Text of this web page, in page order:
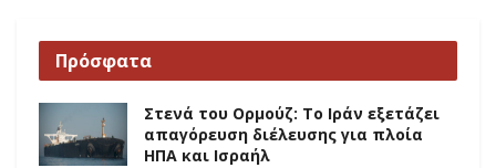
Πρόσφατα
Στενά του Ορμούζ: Το Ιράν εξετάζει
απαγόρευση διέλευσης για πλοία
ΗΠΑ και Ισραήλ